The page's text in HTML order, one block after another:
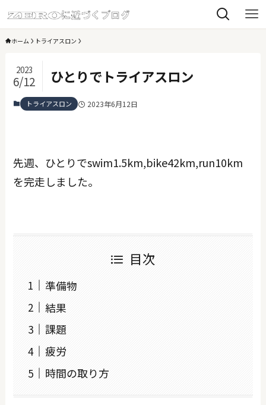
ホーム トライアスロン
ひとりでトライアスロン
2023
6/12
トライアスロン 2023年6月12日
先週、ひとりでswim1.5km,bike42km,run10km
を完走しました。
目次
準備物
結果
課題
疲労
時間の取り方